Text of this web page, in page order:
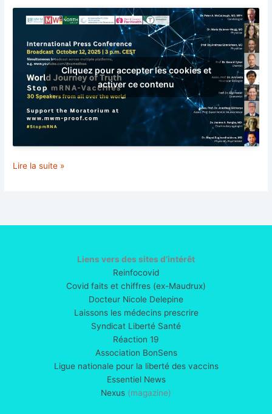
Cliquez pour accepter les cookies et
activer ce contenu
Stop
Lire la suite »
Liens vers des sites d’intérêt
Reinfocovid
Covid faits et chiffres (ex-Maudrux)
Docteur Nicole Delepine
Laissons les médecins prescrire
Syndicat Liberté Santé
Réaction 19
Association BonSens
Ligue nationale pour la liberté des vaccins
Essentiel News
Nexus (magazine)